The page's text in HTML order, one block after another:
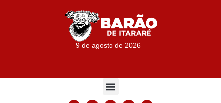
9 de agosto de 2026